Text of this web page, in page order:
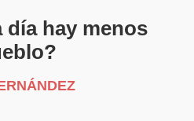
día hay menos